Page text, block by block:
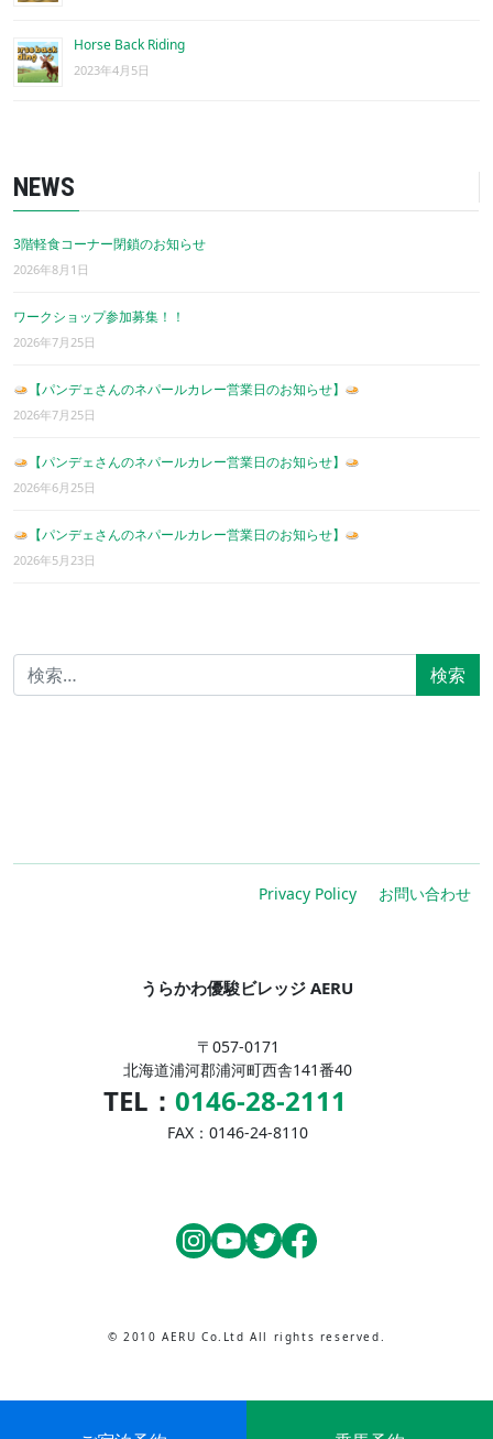
Horse Back Riding
2023年4月5日
NEWS
3階軽食コーナー閉鎖のお知らせ
2026年8月1日
ワークショップ参加募集！！
2026年7月25日
【パンデェさんのネパールカレー営業日のお知らせ】
2026年7月25日
【パンデェさんのネパールカレー営業日のお知らせ】
2026年6月25日
【パンデェさんのネパールカレー営業日のお知らせ】
2026年5月23日
検索:
Privacy Policy お問い合わせ
うらかわ優駿ビレッジ AERU
〒057-0171
北海道浦河郡浦河町西舎141番40
TEL： 0146-28-2111
FAX：0146-24-8110
© 2010 AERU Co.Ltd All rights reserved.